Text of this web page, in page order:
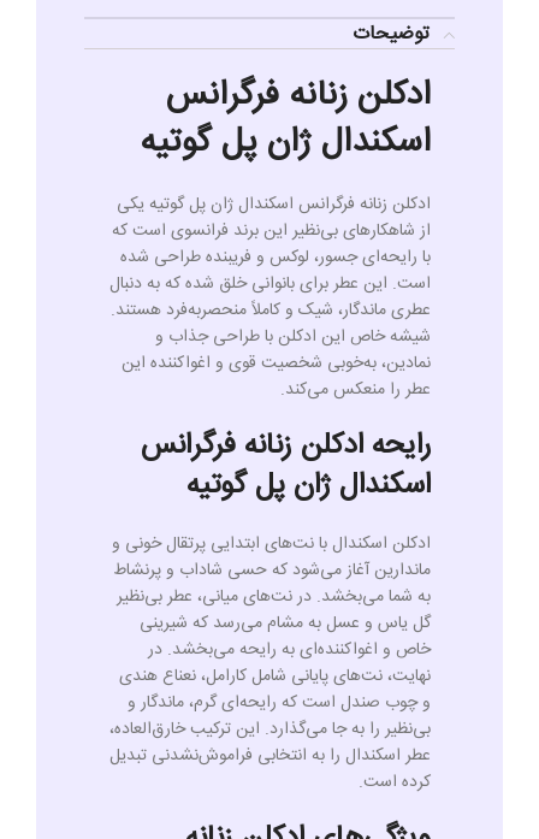
توضیحات
ادکلن زنانه فرگرانس
اسکندال ژان پل گوتیه
ادکلن زنانه فرگرانس اسکندال ژان پل گوتیه یکی
از شاهکارهای بی‌نظیر این برند فرانسوی است که
با رایحه‌ای جسور، لوکس و فریبنده طراحی شده
است. این عطر برای بانوانی خلق شده که به دنبال
عطری ماندگار، شیک و کاملاً منحصربه‌فرد هستند.
شیشه خاص این ادکلن با طراحی جذاب و
نمادین، به‌خوبی شخصیت قوی و اغواکننده این
عطر را منعکس می‌کند.
رایحه ادکلن زنانه فرگرانس
اسکندال ژان پل گوتیه
ادکلن اسکندال با نت‌های ابتدایی پرتقال خونی و
ماندارین آغاز می‌شود که حسی شاداب و پرنشاط
به شما می‌بخشد. در نت‌های میانی، عطر بی‌نظیر
گل یاس و عسل به مشام می‌رسد که شیرینی
خاص و اغواکننده‌ای به رایحه می‌بخشد. در
نهایت، نت‌های پایانی شامل کارامل، نعناع هندی
و چوب صندل است که رایحه‌ای گرم، ماندگار و
بی‌نظیر را به جا می‌گذارد. این ترکیب خارق‌العاده،
عطر اسکندال را به انتخابی فراموش‌نشدنی تبدیل
کرده است.